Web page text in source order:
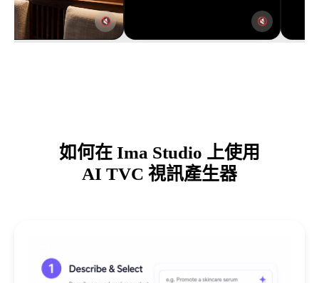
🔇
如何在 Ima Studio 上使用
AI TVC 視訊產生器